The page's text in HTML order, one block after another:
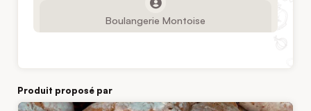
Boulangerie Montoise
Produit proposé par